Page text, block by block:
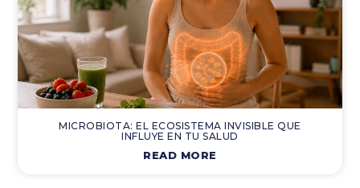
MICROBIOTA: EL ECOSISTEMA INVISIBLE QUE
INFLUYE EN TU SALUD
READ MORE